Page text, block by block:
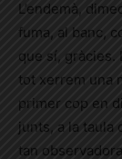
L’endemà,
fuma, al banc,
que sí, gràcies.
tot xerrem una
primer cop en
junts, a la taula
tan